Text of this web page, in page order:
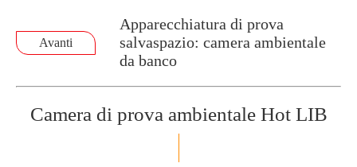
Avanti
Apparecchiatura di prova
salvaspazio: camera ambientale
da banco
Camera di prova ambientale Hot LIB